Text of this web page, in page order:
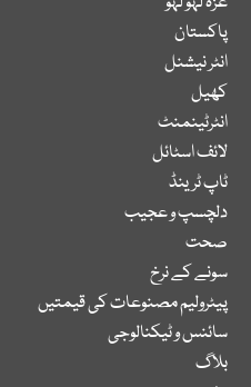
پاکستان
انٹر نیشنل
کھیل
انٹرٹینمنٹ
لائف اسٹائل
ٹاپ ٹرینڈ
دلچسپ و عجیب
صحت
سونے کے نرخ
پیٹرولیم مصنوعات کی قیمتیں
سائنس و ٹیکنالوجی
بلاگ